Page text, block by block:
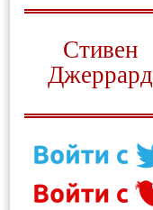
Стивен
Джеррард